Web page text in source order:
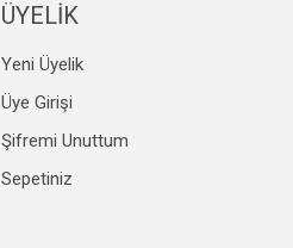
ÜYELİK
Yeni Üyelik
Üye Girişi
Şifremi Unuttum
Sepetiniz